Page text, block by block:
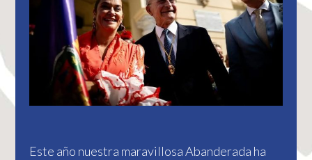
Este año nuestra maravillosa Abanderada ha